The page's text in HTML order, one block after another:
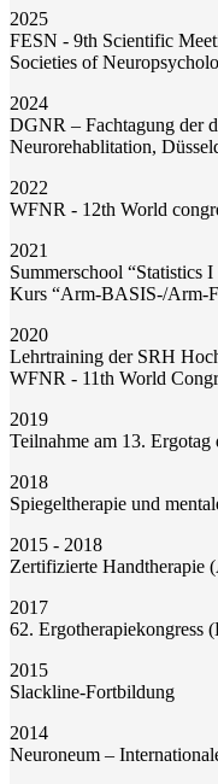
2025
FESN - 9th Scientific
Societies of
2024
DGNR – Fachtagung der
Neurorehablitation,
2022
WFNR - 12th World
2021
Summerschool “Statistics
Kurs “Arm-BASIS-/Arm-
2020
Lehrtraining der SRH
WFNR - 11th World
2019
Teilnahme am 13. Ergotag
2018
Spiegeltherapie und
2015 - 2018
Zertifizierte Handtherapie
2017
62. Ergotherapiekongress
2015
Slackline-Fortbildung
2014
Neuroneum –